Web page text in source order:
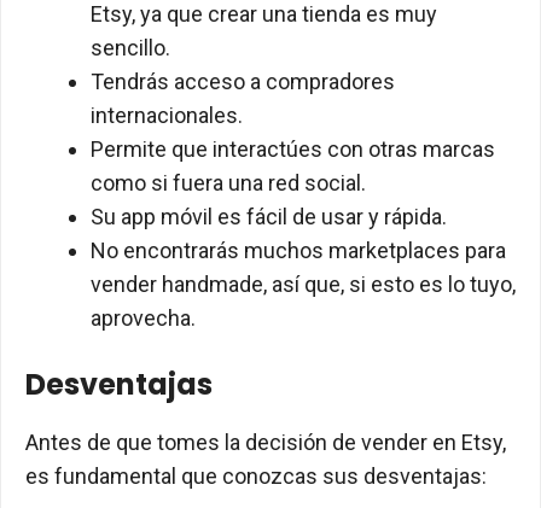
Etsy, ya que crear una tienda es muy
sencillo.
Tendrás acceso a compradores
internacionales.
Permite que interactúes con otras marcas
como si fuera una red social.
Su app móvil es fácil de usar y rápida.
No encontrarás muchos marketplaces para
vender handmade, así que, si esto es lo tuyo,
aprovecha.
Desventajas
Antes de que tomes la decisión de vender en Etsy,
es fundamental que conozcas sus desventajas: